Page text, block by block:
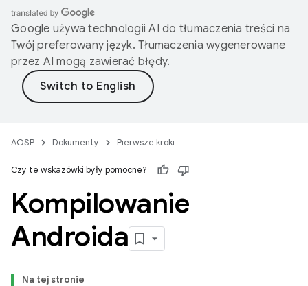
Google używa technologii AI do tłumaczenia treści na
Twój preferowany język. Tłumaczenia wygenerowane
przez AI mogą zawierać błędy.
AOSP Dokumenty Pierwsze kroki
Czy te wskazówki były pomocne?
Kompilowanie
Androida
Na tej stronie